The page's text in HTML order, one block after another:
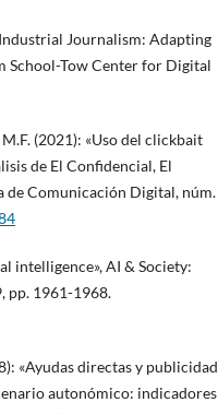
Industrial Journalism: Adapting
School-Tow Center for Digital
(2021): «Uso del clickbait
de El Confidencial, El
de Comunicación Digital, núm.
intelligence», AI & Society:
pp. 1961-1968.
«Ayudas directas y publicidad
autonómico: indicadores